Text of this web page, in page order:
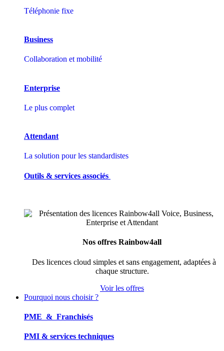
Téléphonie fixe
Business
Collaboration et mobilité
Enterprise
Le plus complet
Attendant
La solution pour les standardistes
Outils & services associés
Nos offres Rainbow4all
Des licences cloud simples et sans engagement, adaptées à
chaque structure.
Voir les offres
Pourquoi nous choisir ?
PME & Franchisés
PMI & services techniques